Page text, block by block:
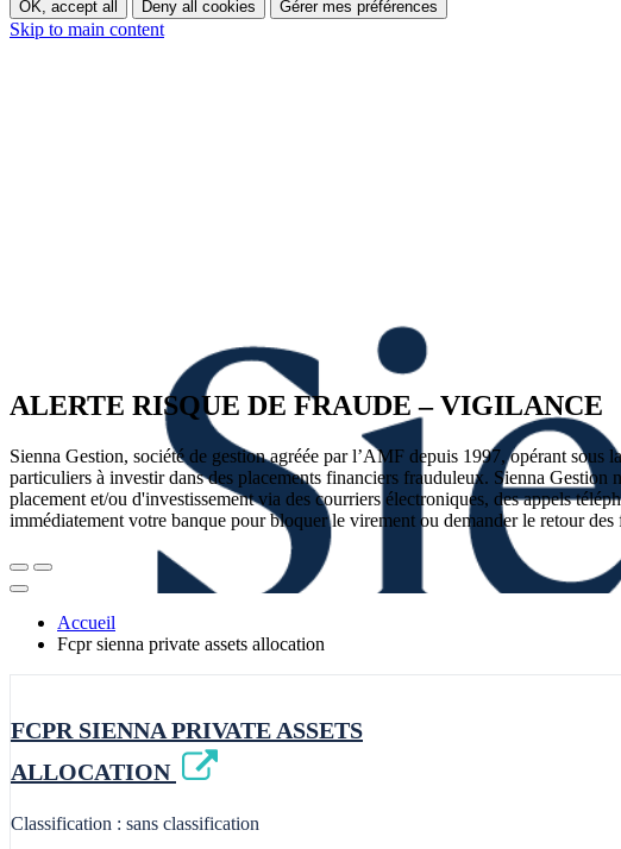
OK, accept all Deny all cookies Gérer mes préférences
Skip to main content
ALERTE RISQUE DE FRAUDE – VIGILANCE
Sienna Gestion, société de gestion agréée par l’AMF depuis 1997, opérant
particuliers à investir dans des placements financiers frauduleux. Sienna
placement et/ou d'investissement via des courriers électroniques, des appels
immédiatement votre banque pour bloquer le virement ou demander le retour
Accueil
Fcpr sienna private assets allocation
FCPR SIENNA PRIVATE ASSETS
ALLOCATION
Classification : sans classification